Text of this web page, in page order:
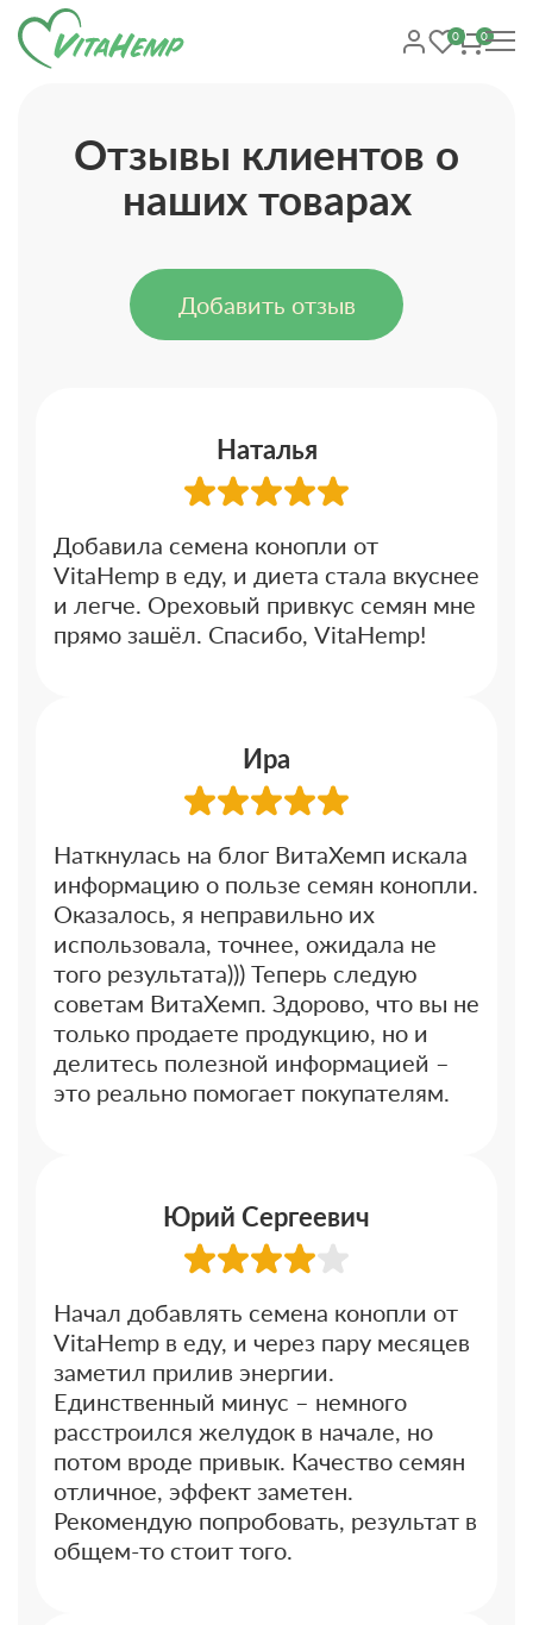
0 0
Отзывы клиентов о
наших товарах
Добавить отзыв
Наталья
Добавила семена конопли от
VitaHemp в еду, и диета стала вкуснее
и легче. Ореховый привкус семян мне
прямо зашёл. Спасибо, VitaHemp!
Ира
Наткнулась на блог ВитаХемп искала
информацию о пользе семян конопли.
Оказалось, я неправильно их
использовала, точнее, ожидала не
того результата))) Теперь следую
советам ВитаХемп. Здорово, что вы не
только продаете продукцию, но и
делитесь полезной информацией –
это реально помогает покупателям.
Юрий Сергеевич
Начал добавлять семена конопли от
VitaHemp в еду, и через пару месяцев
заметил прилив энергии.
Единственный минус – немного
расстроился желудок в начале, но
потом вроде привык. Качество семян
отличное, эффект заметен.
Рекомендую попробовать, результат в
общем-то стоит того.